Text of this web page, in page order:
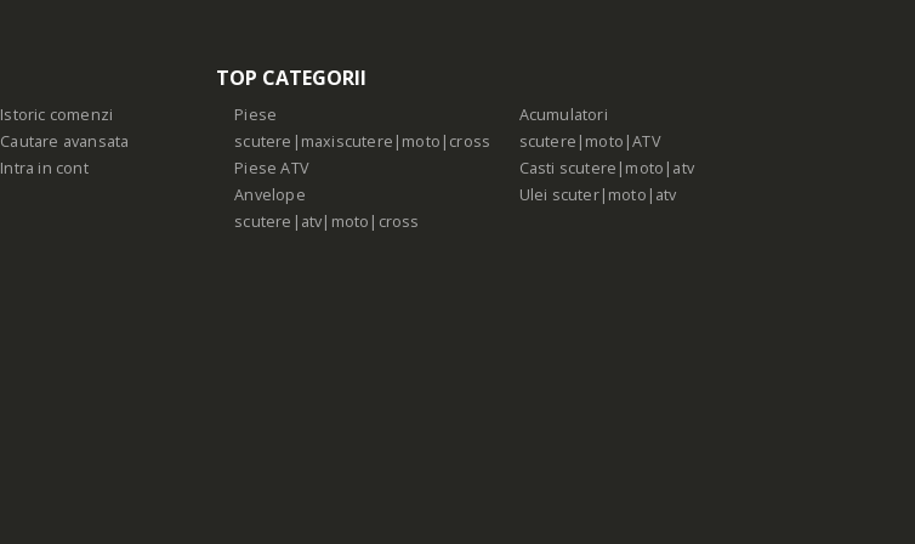
Istoric comenzi
Cautare avansata
Intra in cont
TOP CATEGORII
Piese
scutere|maxiscutere|moto|cross
Piese ATV
Anvelope
scutere|atv|moto|cross
Acumulatori
scutere|moto|ATV
Casti scutere|moto|atv
Ulei scuter|moto|atv